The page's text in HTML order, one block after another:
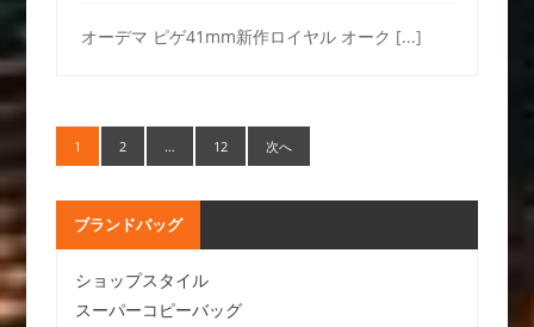
オーデマ ピゲ41mm新作ロイヤル オーク [...]
1 2 … 12 次へ
ブランドバッグ
ショップスタイル
スーパーコピーバッグ